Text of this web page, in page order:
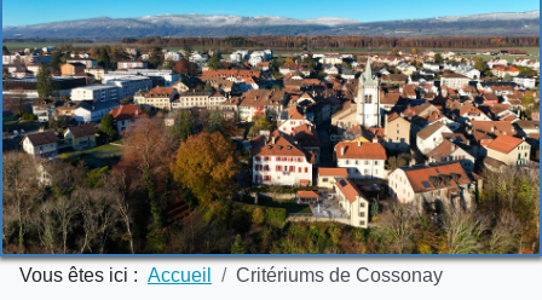
Vous êtes ici : Accueil Critériums de Cossonay